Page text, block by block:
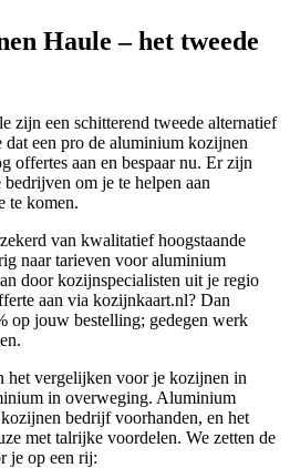
Haule – het tweede
zijn een schitterend tweede alternatief
een pro de aluminium kozijnen
offertes aan en bespaar nu. Er zijn
om je te helpen aan
te komen.
van kwalitatief hoogstaande
naar tarieven voor aluminium
door kozijnspecialisten uit je regio
aan via kozijnkaart.nl? Dan
op jouw bestelling; gedegen werk
het vergelijken voor je kozijnen in
in overweging. Aluminium
bedrijf voorhanden, en het
met talrijke voordelen. We zetten de
je op een rij: